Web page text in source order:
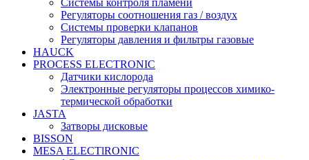
Регуляторы соотношения газ / воздух
Системы проверки клапанов
Регуляторы давления и фильтры газовые
HAUCK
PROCESS ELECTRONIC
Датчики кислорода
Электронные регуляторы процессов химико-
термической обработки
JASTA
Затворы дисковые
BISSON
MESA ELECTlRONIC